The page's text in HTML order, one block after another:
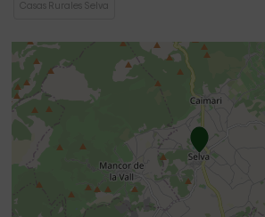
Casas Rurales Selva